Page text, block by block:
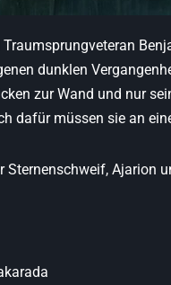
Traumsprungveteran
dunklen
zur Wand und nur
dafür müssen sie an
Sternenschweif, Ajarion